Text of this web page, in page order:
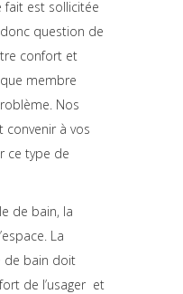
fait est sollicitée
question de
confort et
membre
Nos
convenir à vos
ce type de
de bain, la
La
de bain doit
de l’usager et